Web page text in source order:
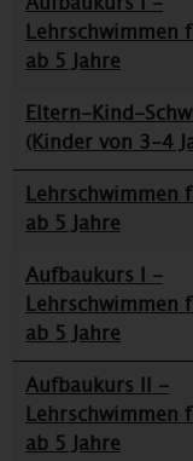
Lehrschwimmen
ab 5 Jahre
Eltern-Kind-
(Kinder von 3-4
Lehrschwimmen
ab 5 Jahre
Aufbaukurs I -
Lehrschwimmen
ab 5 Jahre
Aufbaukurs II -
Lehrschwimmen
ab 5 Jahre